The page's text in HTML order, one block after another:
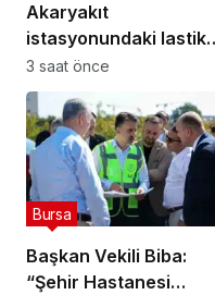
Akaryakıt
istasyonundaki lastik
tamirhanesi alev alev
yandı
3 saat önce
Başkan Vekili Biba:
“Şehir Hastanesi
Bursa